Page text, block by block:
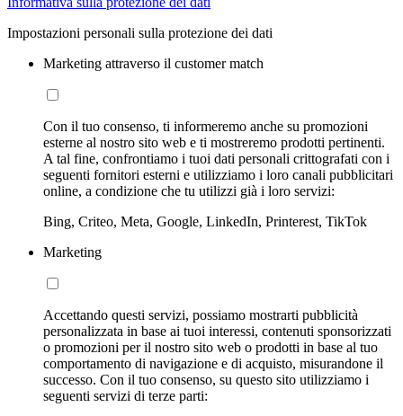
Impostazioni personali sulla protezione dei dati
Marketing attraverso il customer match
Con il tuo consenso, ti informeremo anche su promozioni
esterne al nostro sito web e ti mostreremo prodotti pertinenti.
A tal fine, confrontiamo i tuoi dati personali crittografati con i
seguenti fornitori esterni e utilizziamo i loro canali pubblicitari
online, a condizione che tu utilizzi già i loro servizi:
Bing, Criteo, Meta, Google, LinkedIn, Printerest, TikTok
Marketing
Accettando questi servizi, possiamo mostrarti pubblicità
personalizzata in base ai tuoi interessi, contenuti sponsorizzati
o promozioni per il nostro sito web o prodotti in base al tuo
comportamento di navigazione e di acquisto, misurandone il
successo. Con il tuo consenso, su questo sito utilizziamo i
seguenti servizi di terze parti: